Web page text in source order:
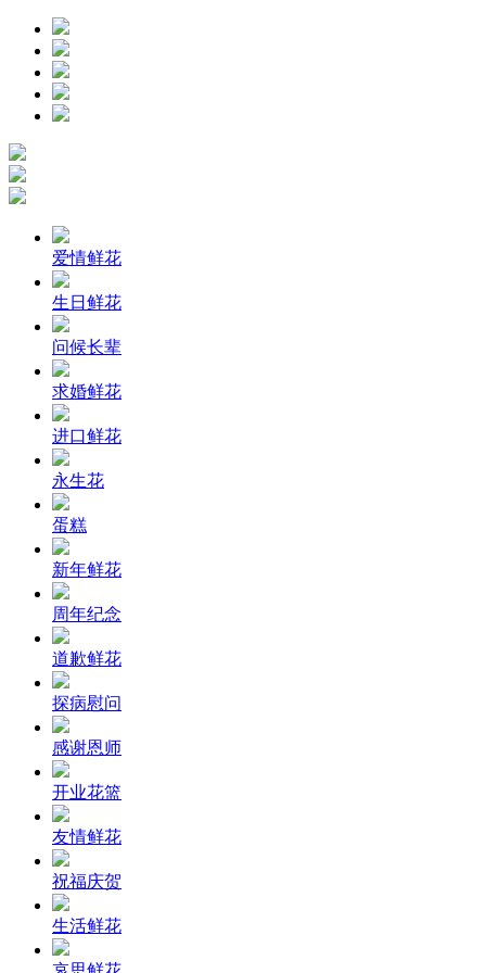
爱情鲜花
生日鲜花
问候长辈
求婚鲜花
进口鲜花
永生花
蛋糕
新年鲜花
周年纪念
道歉鲜花
探病慰问
感谢恩师
开业花篮
友情鲜花
祝福庆贺
生活鲜花